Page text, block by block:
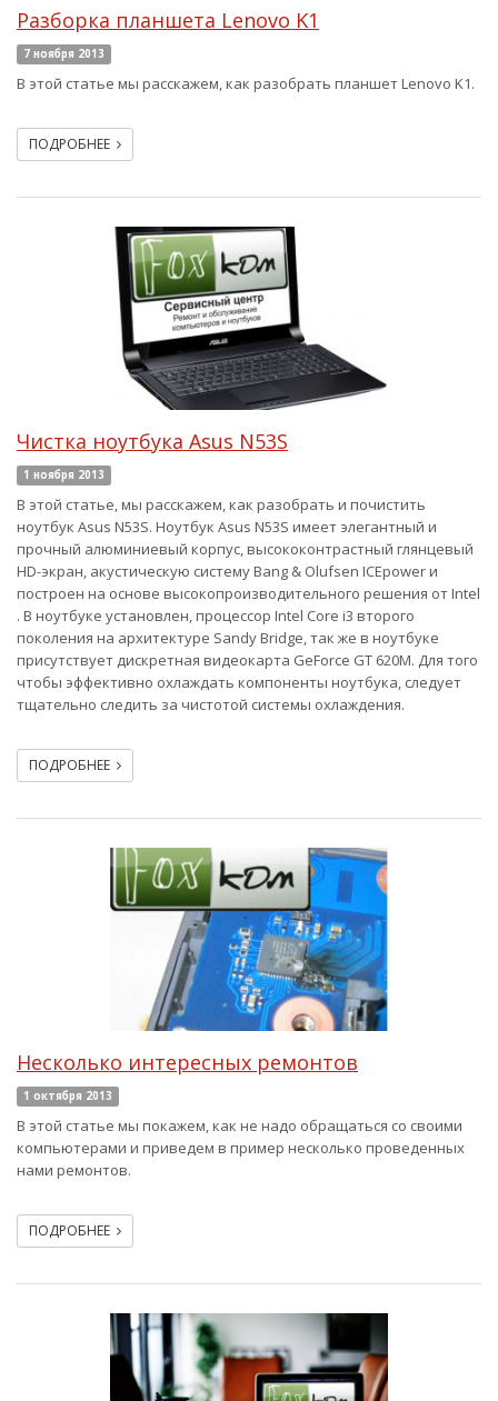
Разборка планшета Lenovo K1
7 ноября 2013
В этой статье мы расскажем, как разобрать планшет Lenovo K1.
ПОДРОБНЕЕ
Чистка ноутбука Asus N53S
1 ноября 2013
В этой статье, мы расскажем, как разобрать и почистить
ноутбук Asus N53S. Ноутбук Asus N53S имеет элегантный и
прочный алюминиевый корпус, высококонтрастный глянцевый
HD-экран, акустическую систему Bang & Olufsen ICEpower и
построен на основе высокопроизводительного решения от Intel
. В ноутбуке установлен, процессор Intel Core i3 второго
поколения на архитектуре Sandy Bridge, так же в ноутбуке
присутствует дискретная видеокарта GeForce GT 620M. Для того
чтобы эффективно охлаждать компоненты ноутбука, следует
тщательно следить за чистотой системы охлаждения.
ПОДРОБНЕЕ
Несколько интересных ремонтов
1 октября 2013
В этой статье мы покажем, как не надо обращаться со своими
компьютерами и приведем в пример несколько проведенных
нами ремонтов.
ПОДРОБНЕЕ